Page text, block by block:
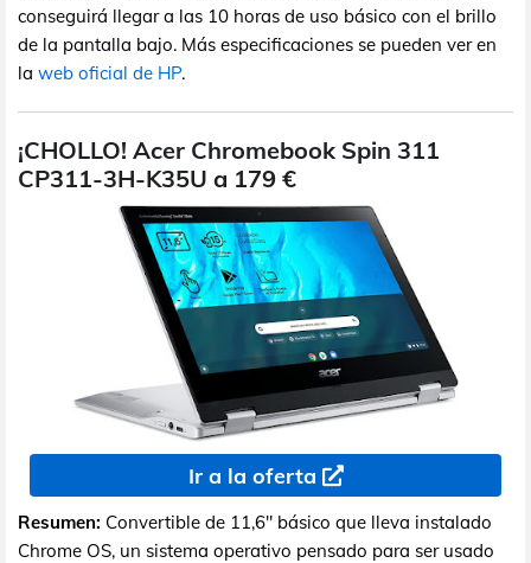
conseguirá llegar a las 10 horas de uso básico con el brillo
de la pantalla bajo. Más especificaciones se pueden ver en
la web oficial de HP.
¡CHOLLO! Acer Chromebook Spin 311
CP311-3H-K35U a 179 €
Ir a la oferta
Resumen: Convertible de 11,6" básico que lleva instalado
Chrome OS, un sistema operativo pensado para ser usado